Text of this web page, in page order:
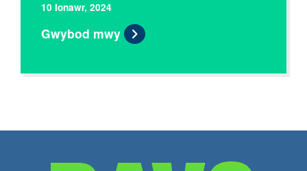
10 Ionawr, 2024
Gwybod mwy